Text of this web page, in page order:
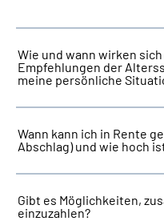
Über uns & Presse
Online-Services
Inhalte in
Wie und wann wirken
Empfehlungen der
meine persönliche
Wann kann ich in Rente
Abschlag) und wie hoch
Gibt es Möglichkeiten,
einzuzahlen?